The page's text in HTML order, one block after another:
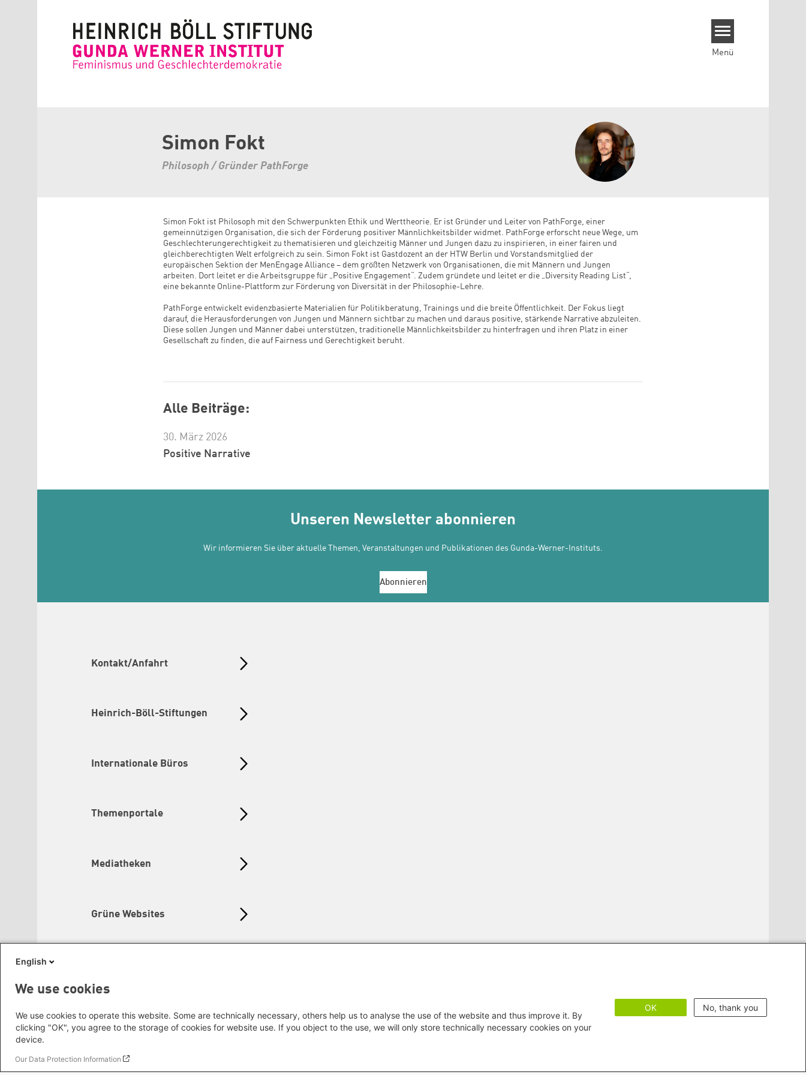
Menü
Simon Fokt
Philosoph / Gründer PathForge
Simon Fokt ist Philosoph mit den Schwerpunkten Ethik und Werttheorie. Er ist Gründer und Leiter von PathForge, einer
gemeinnützigen Organisation, die sich der Förderung positiver Männlichkeitsbilder widmet. PathForge erforscht neue Wege, um
Geschlechterungerechtigkeit zu thematisieren und gleichzeitig Männer und Jungen dazu zu inspirieren, in einer fairen und
gleichberechtigten Welt erfolgreich zu sein. Simon Fokt ist Gastdozent an der HTW Berlin und Vorstandsmitglied der
europäischen Sektion der MenEngage Alliance – dem größten Netzwerk von Organisationen, die mit Männern und Jungen
arbeiten. Dort leitet er die Arbeitsgruppe für „Positive Engagement“. Zudem gründete und leitet er die „Diversity Reading List“,
eine bekannte Online-Plattform zur Förderung von Diversität in der Philosophie-Lehre.
PathForge entwickelt evidenzbasierte Materialien für Politikberatung, Trainings und die breite Öffentlichkeit. Der Fokus liegt
darauf, die Herausforderungen von Jungen und Männern sichtbar zu machen und daraus positive, stärkende Narrative abzuleiten.
Diese sollen Jungen und Männer dabei unterstützen, traditionelle Männlichkeitsbilder zu hinterfragen und ihren Platz in einer
Gesellschaft zu finden, die auf Fairness und Gerechtigkeit beruht.
Alle Beiträge:
30. März 2026
Positive Narrative
Unseren Newsletter abonnieren
Wir informieren Sie über aktuelle Themen, Veranstaltungen und Publikationen des Gunda-Werner-Instituts.
Abonnieren
Kontakt/Anfahrt
Heinrich-Böll-Stiftungen
Internationale Büros
Themenportale
Mediatheken
Grüne Websites
English
We use cookies
We use cookies to operate this website. Some are technically necessary, others help us to analyse the use of the website and thus improve it. By
clicking "OK", you agree to the storage of cookies for website use. If you object to the use, we will only store technically necessary cookies on your
device.
Our Data Protection Information
OK No, thank you